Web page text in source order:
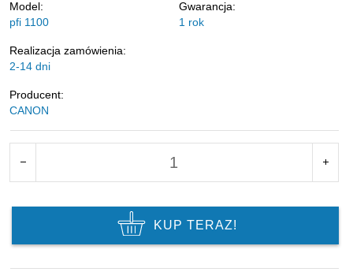
Model:
pfi 1100
Gwarancja:
1 rok
Realizacja zamówienia:
2-14 dni
Producent:
CANON
KUP TERAZ!